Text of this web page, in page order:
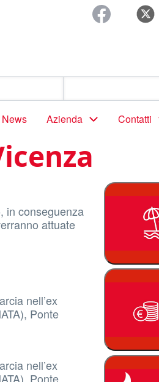
News Azienda Contatti
in conseguenza
attuate
nell’ex
Ponte
nell’ex
Ponte